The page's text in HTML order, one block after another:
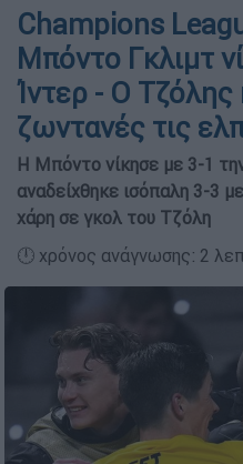
Champions
Μπόντο Γκλιμτ
Ίντερ - Ο Τζόλης
ζωντανές τις
Η Μπόντο νίκησε με 3-1
αναδείχθηκε ισόπαλη 3-3
χάρη σε γκολ του Τζόλη
🕛 χρόνος ανάγνωσης: 2